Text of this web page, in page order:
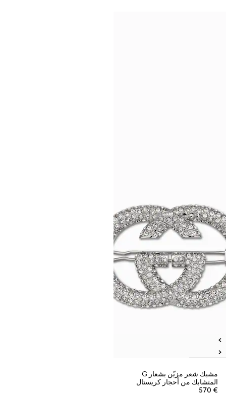
مشبك شعر مزيّن بشعار G
المتشابك من أحجار كريستال
€ 570